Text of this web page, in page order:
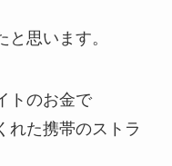
思います。
トのお金で
れた携帯のストラ